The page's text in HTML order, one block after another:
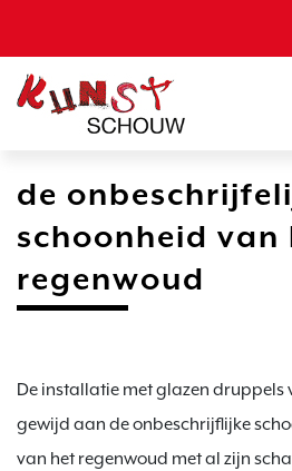
de
schoonheid van
regenwoud
De installatie met glazen druppels
gewijd aan de onbeschrijflijke
van het regenwoud met al zijn